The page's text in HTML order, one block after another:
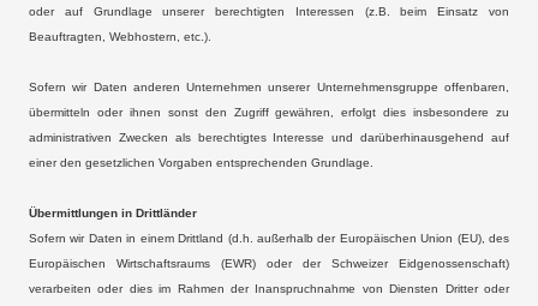
oder auf Grundlage unserer berechtigten Interessen (z.B. beim Einsatz von
Beauftragten, Webhostern, etc.).
Sofern wir Daten anderen Unternehmen unserer Unternehmensgruppe offenbaren,
übermitteln oder ihnen sonst den Zugriff gewähren, erfolgt dies insbesondere zu
administrativen Zwecken als berechtigtes Interesse und darüberhinausgehend auf
einer den gesetzlichen Vorgaben entsprechenden Grundlage.
Übermittlungen in Drittländer
Sofern wir Daten in einem Drittland (d.h. außerhalb der Europäischen Union (EU), des
Europäischen Wirtschaftsraums (EWR) oder der Schweizer Eidgenossenschaft)
verarbeiten oder dies im Rahmen der Inanspruchnahme von Diensten Dritter oder